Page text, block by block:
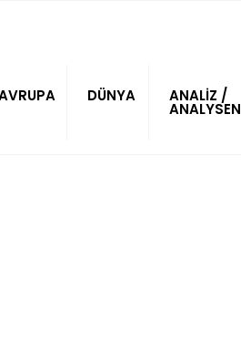
DÜNYA ANALİZ /
ANALYSEN